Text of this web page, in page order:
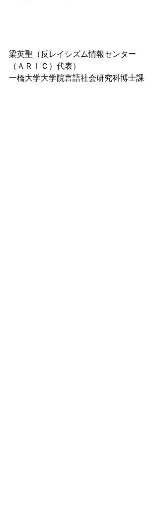
梁英聖（反レイシズム情報センター
（ＡＲＩＣ）代表）
一橋大学大学院言語社会研究科博士課